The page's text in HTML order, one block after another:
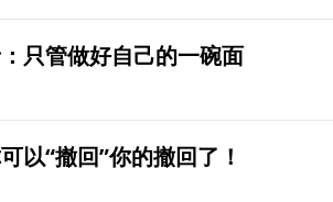
只管做好自己的一碗面
以“撤回”你的撤回了！